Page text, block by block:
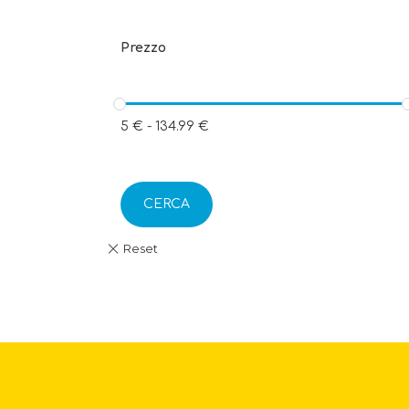
Prezzo
5 € - 134.99 €
CERCA